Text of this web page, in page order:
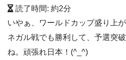
読了時間: 約2分
いやぁ、ワールドカップ盛り上
ネガル戦でも勝利して、予選突
ね。頑張れ日本！(^_^)